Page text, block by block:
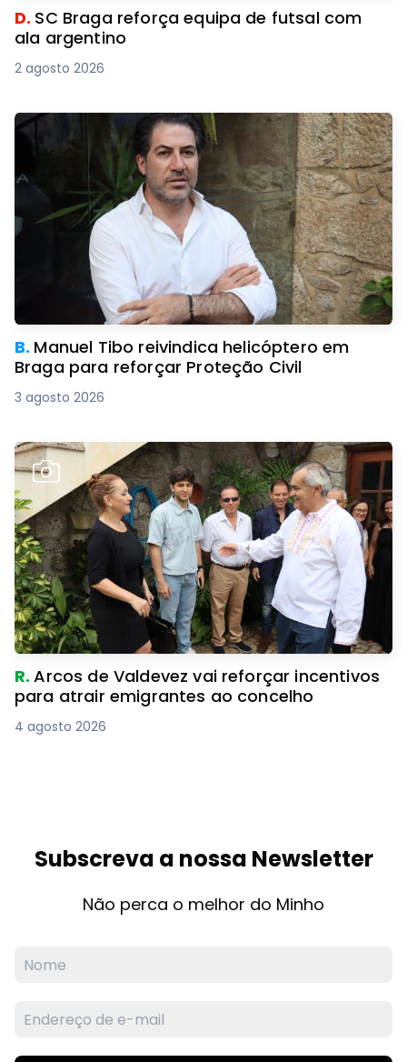
D. SC Braga reforça equipa de futsal com
ala argentino
2 agosto 2026
B. Manuel Tibo reivindica helicóptero em
Braga para reforçar Proteção Civil
3 agosto 2026
R.Arcos de Valdevez vai reforçar incentivos
para atrair emigrantes ao concelho
4 agosto 2026
Subscreva a nossa Newsletter
Não perca o melhor do Minho